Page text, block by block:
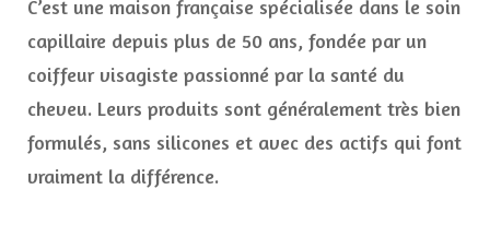
C’est une maison française spécialisée dans le soin
capillaire depuis plus de 50 ans, fondée par un
coiffeur visagiste passionné par la santé du
cheveu. Leurs produits sont généralement très bien
formulés, sans silicones et avec des actifs qui font
vraiment la différence.